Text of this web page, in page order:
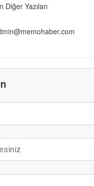
Diğer Yazıları